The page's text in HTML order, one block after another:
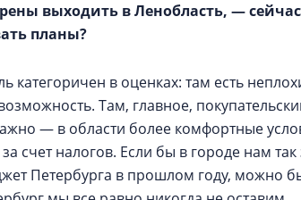
выходить в Ленобласть, — сейчас
планы?
категоричен в оценках: там есть
Там, главное,
— в области более комфортные
счет налогов. Если бы в городе нам
Петербурга в прошлом году, можно